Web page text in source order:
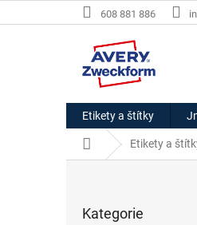
na
608 881 886
Etikety a štítky
Domů Etikety a
kategorie
Kategorie